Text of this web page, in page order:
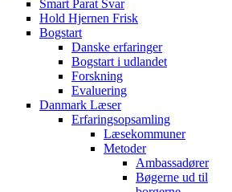
Smart Parat Svar
Hold Hjernen Frisk
Bogstart
Danske erfaringer
Bogstart i udlandet
Forskning
Evaluering
Danmark Læser
Erfaringsopsamling
Læsekommuner
Metoder
Ambassadører
Bøgerne ud til